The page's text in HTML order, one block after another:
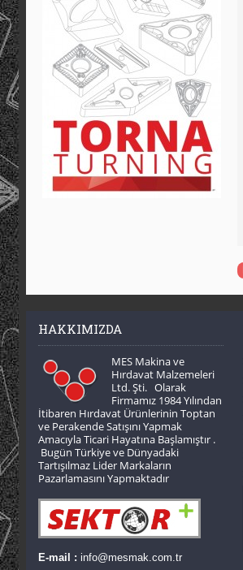
HAKKIMIZDA
MES Makina ve
Hırdavat Malzemeleri
Ltd. Şti. Olarak
Firmamız 1984 Yılından
İtibaren Hırdavat Ürünlerinin Toptan
ve Perakende Satışını Yapmak
Amacıyla Ticari Hayatına Başlamıştır .
Bugün Türkiye ve Dünyadaki
Tartışılmaz Lider Markaların
Pazarlamasını Yapmaktadır
E-mail : info@mesmak.com.tr